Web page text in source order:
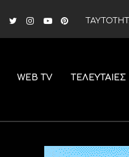
WEB TV ΤΕΛΕΥΤΑΙΕΣ